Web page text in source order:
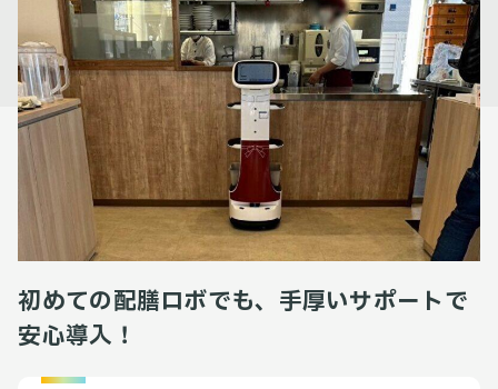
初めての配膳ロボでも、手厚いサポートで
安心導入！